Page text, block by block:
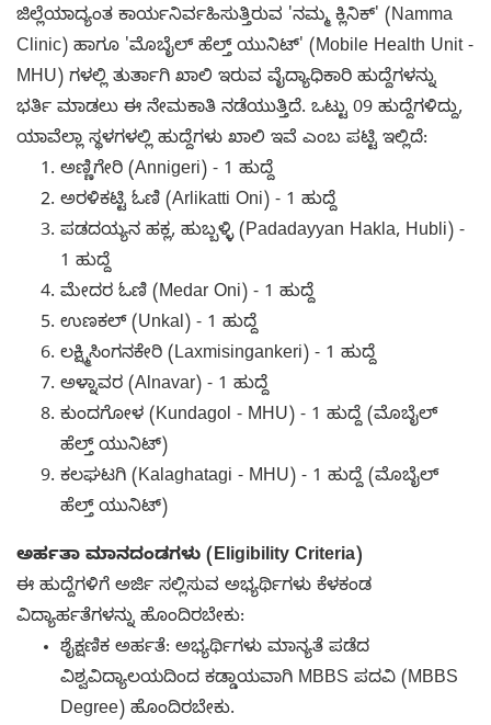
ಜಿಲ್ಲೆಯಾದ್ಯಂತ ಕಾರ್ಯನಿರ್ವಹಿಸುತ್ತಿರುವ 'ನಮ್ಮ ಕ್ಲಿನಿಕ್' (Namma
Clinic) ಹಾಗೂ 'ಮೊಬೈಲ್ ಹೆಲ್ತ್ ಯುನಿಟ್' (Mobile Health Unit -
MHU) ಗಳಲ್ಲಿ ತುರ್ತಾಗಿ ಖಾಲಿ ಇರುವ ವೈದ್ಯಾಧಿಕಾರಿ ಹುದ್ದೆಗಳನ್ನು
ಭರ್ತಿ ಮಾಡಲು ಈ ನೇಮಕಾತಿ ನಡೆಯುತ್ತಿದೆ. ಒಟ್ಟು 09 ಹುದ್ದೆಗಳಿದ್ದು,
ಯಾವೆಲ್ಲಾ ಸ್ಥಳಗಳಲ್ಲಿ ಹುದ್ದೆಗಳು ಖಾಲಿ ಇವೆ ಎಂಬ ಪಟ್ಟಿ ಇಲ್ಲಿದೆ:
ಅಣ್ಣಿಗೇರಿ (Annigeri) - 1 ಹುದ್ದೆ
ಅರಳಿಕಟ್ಟಿ ಓಣಿ (Arlikatti Oni) - 1 ಹುದ್ದೆ
ಪಡದಯ್ಯನ ಹಕ್ಲ, ಹುಬ್ಬಳ್ಳಿ (Padadayyan Hakla, Hubli) -
1 ಹುದ್ದೆ
ಮೇದರ ಓಣಿ (Medar Oni) - 1 ಹುದ್ದೆ
ಉಣಕಲ್ (Unkal) - 1 ಹುದ್ದೆ
ಲಕ್ಷ್ಮಿಸಿಂಗನಕೇರಿ (Laxmisingankeri) - 1 ಹುದ್ದೆ
ಅಳ್ನಾವರ (Alnavar) - 1 ಹುದ್ದೆ
ಕುಂದಗೋಳ (Kundagol - MHU) - 1 ಹುದ್ದೆ (ಮೊಬೈಲ್
ಹೆಲ್ತ್ ಯುನಿಟ್)
ಕಲಘಟಗಿ (Kalaghatagi - MHU) - 1 ಹುದ್ದೆ (ಮೊಬೈಲ್
ಹೆಲ್ತ್ ಯುನಿಟ್)
ಅರ್ಹತಾ ಮಾನದಂಡಗಳು (Eligibility Criteria)
ಈ ಹುದ್ದೆಗಳಿಗೆ ಅರ್ಜಿ ಸಲ್ಲಿಸುವ ಅಭ್ಯರ್ಥಿಗಳು ಕೆಳಕಂಡ
ವಿದ್ಯಾರ್ಹತೆಗಳನ್ನು ಹೊಂದಿರಬೇಕು:
ಶೈಕ್ಷಣಿಕ ಅರ್ಹತೆ: ಅಭ್ಯರ್ಥಿಗಳು ಮಾನ್ಯತೆ ಪಡೆದ
ವಿಶ್ವವಿದ್ಯಾಲಯದಿಂದ ಕಡ್ಡಾಯವಾಗಿ MBBS ಪದವಿ (MBBS
Degree) ಹೊಂದಿರಬೇಕು.